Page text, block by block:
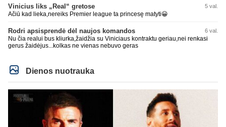
Vinicius liks „Real“ gretose 5 val.
Ačiū kad lieka,nereiks Premier league ta princesę matyti😀
Rodri apsisprendė dėl naujos komandos 6 val.
Nu čia realui bus kliurka,žaidžia su Viniciaus kontraktu geriau,nei renkasi
gerus žaidėjus...kolkas ne vienas nebuvo geras
Dienos nuotrauka